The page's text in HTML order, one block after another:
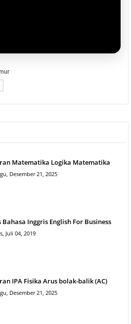
Matematika Logika Matematika
Desember 21, 2025
Bahasa Inggris English For Business
Juli 04, 2019
IPA Fisika Arus bolak-balik (AC)
Desember 21, 2025